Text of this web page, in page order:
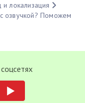
локализация
озвучкой? Поможем